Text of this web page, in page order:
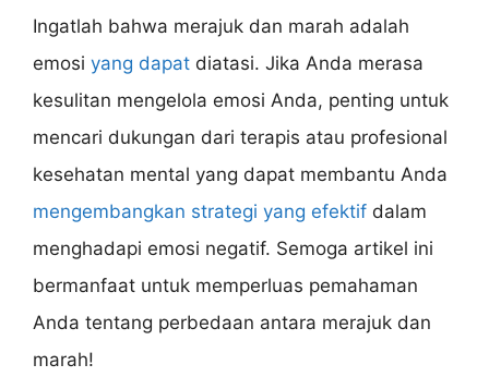
Ingatlah bahwa merajuk dan marah adalah
emosi yang dapat diatasi. Jika Anda merasa
kesulitan mengelola emosi Anda, penting untuk
mencari dukungan dari terapis atau profesional
kesehatan mental yang dapat membantu Anda
mengembangkan strategi yang efektif dalam
menghadapi emosi negatif. Semoga artikel ini
bermanfaat untuk memperluas pemahaman
Anda tentang perbedaan antara merajuk dan
marah!